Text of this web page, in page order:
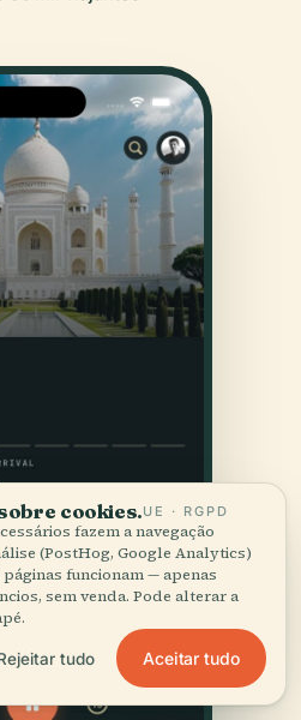
cookies.UE · RGPD
fazem a navegação
(PostHog, Google Analytics)
funcionam — apenas
sem venda. Pode alterar a
tudo Aceitar tudo